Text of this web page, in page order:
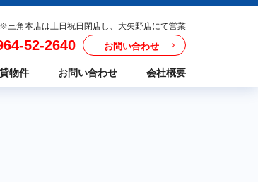
角本店は土日祝日閉店し、大矢野店にて営業
52-2640 お問い合わせ
物件 お問い合わせ 会社概要